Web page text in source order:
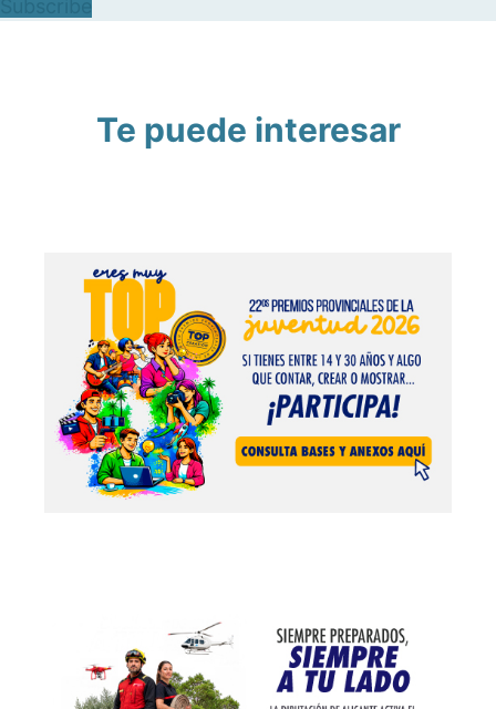
Te puede interesar